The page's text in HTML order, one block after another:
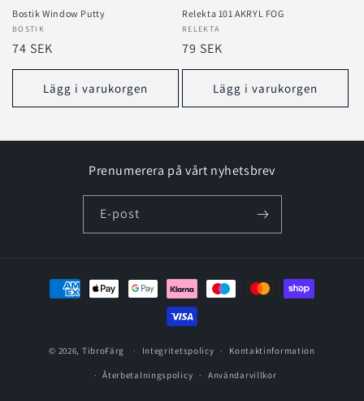
Bostik Window Putty
Säljare:
BOSTIK
Ordinarie
pris
74 SEK
Lägg i varukorgen
Relekta 101 AKRYL FOG
Säljare:
RELEKTA
Ordinarie
pris
79 SEK
Lägg i varukorgen
Prenumerera på vårt nyhetsbrev
E-post
Betalningsmetoder
© 2026, TibroFärg Integritetspolicy Kontaktinformation
Återbetalningspolicy Användarvillkor